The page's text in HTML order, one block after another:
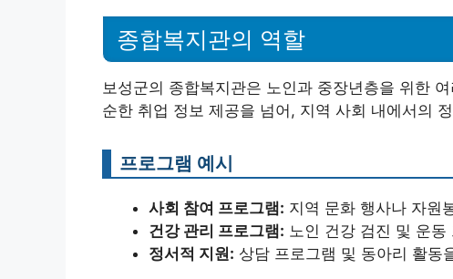
종합복지관의 역할
보성군의 종합복지관은 노인과 중장년층을 위한
순한 취업 정보 제공을 넘어, 지역 사회 내에서의
프로그램 예시
사회 참여 프로그램: 지역 문화 행사나 자원
건강 관리 프로그램: 노인 건강 검진 및 운동
정서적 지원: 상담 프로그램 및 동아리 활동